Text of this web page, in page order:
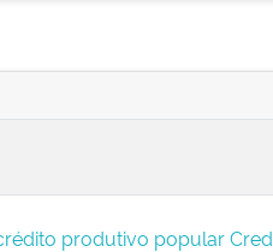
produtivo popular